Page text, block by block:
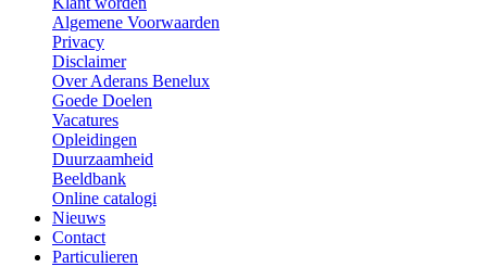
Algemene Voorwaarden
Privacy
Disclaimer
Over Aderans Benelux
Goede Doelen
Vacatures
Opleidingen
Duurzaamheid
Beeldbank
Online catalogi
Nieuws
Contact
Particulieren